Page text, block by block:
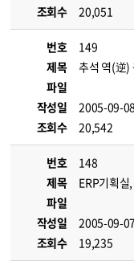
조회수
20,051
번호
149
제목
추석 역(逆)
파일
작성일
2005-09-08
조회수
20,542
번호
148
제목
ERP기획실
파일
작성일
2005-09-07
조회수
19,235